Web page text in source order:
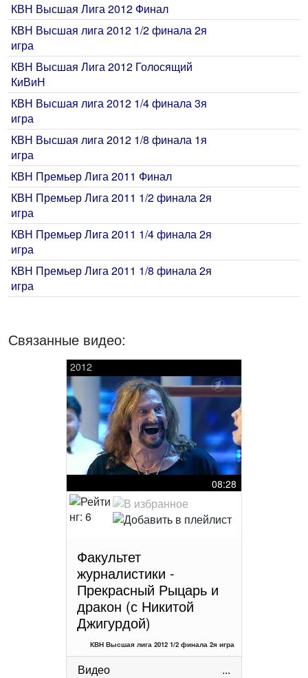
КВН Высшая Лига 2012 Финал
КВН Высшая лига 2012 1/2 финала 2я
игра
КВН Высшая Лига 2012 Голосящий
КиВиН
КВН Высшая лига 2012 1/4 финала 3я
игра
КВН Высшая лига 2012 1/8 финала 1я
игра
КВН Премьер Лига 2011 Финал
КВН Премьер Лига 2011 1/2 финала 2я
игра
КВН Премьер Лига 2011 1/4 финала 2я
игра
КВН Премьер Лига 2011 1/8 финала 2я
игра
Связанные видео:
2012
08:28
Факультет
журналистики -
Прекрасный Рыцарь и
дракон (с Никитой
Джигурдой)
КВН Высшая лига 2012 1/2 финала 2я игра
Видео ...